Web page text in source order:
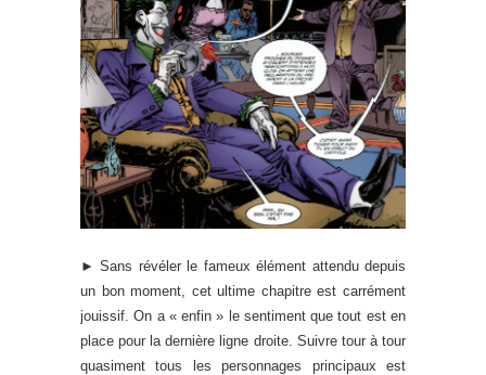
► Sans révéler le fameux élément attendu depuis
un bon moment, cet ultime chapitre est carrément
jouissif. On a « enfin » le sentiment que tout est en
place pour la dernière ligne droite. Suivre tour à tour
quasiment tous les personnages principaux est